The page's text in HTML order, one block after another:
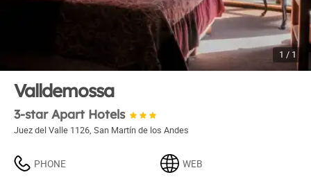
1 / 1
Valldemossa
3-star Apart Hotels
Juez del Valle 1126, San Martín de los Andes
PHONE WEB